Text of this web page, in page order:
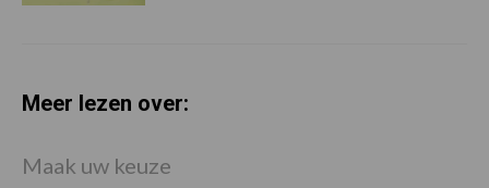
Meer lezen over:
Maak uw keuze